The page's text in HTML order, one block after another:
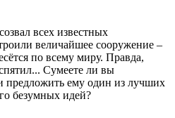
всех известных
величайшее сооружение –
по всему миру. Правда,
Сумеете ли вы
предложить ему один из лучших
безумных идей?